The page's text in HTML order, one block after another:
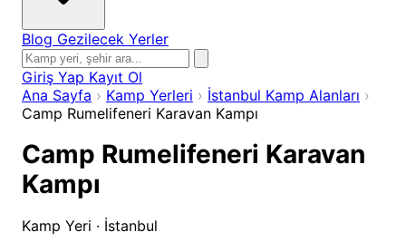
Blog Gezilecek Yerler
Giriş Yap Kayıt Ol
Ana Sayfa › Kamp Yerleri › İstanbul Kamp Alanları ›
Camp Rumelifeneri Karavan Kampı
Camp Rumelifeneri Karavan
Kampı
Kamp Yeri · İstanbul